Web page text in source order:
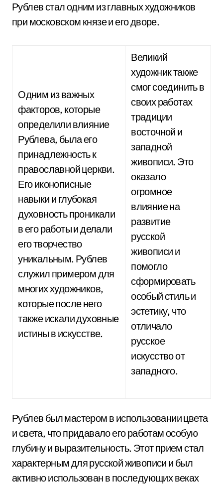
Рублев стал одним из главных художников
при московском князе и его дворе.
Одним из важных
факторов, которые
определили влияние
Рублева, была его
принадлежность к
православной церкви.
Его иконописные
навыки и глубокая
духовность проникали
в его работы и делали
его творчество
уникальным. Рублев
служил примером для
многих художников,
которые после него
также искали духовные
истины в искусстве.
Великий
художник также
смог соединить в
своих работах
традиции
восточной и
западной
живописи. Это
оказало
огромное
влияние на
развитие
русской
живописи и
помогло
сформировать
особый стиль и
эстетику, что
отличало
русское
искусство от
западного.
Рублев был мастером в использовании цвета
и света, что придавало его работам особую
глубину и выразительность. Этот прием стал
характерным для русской живописи и был
активно использован в последующих веках